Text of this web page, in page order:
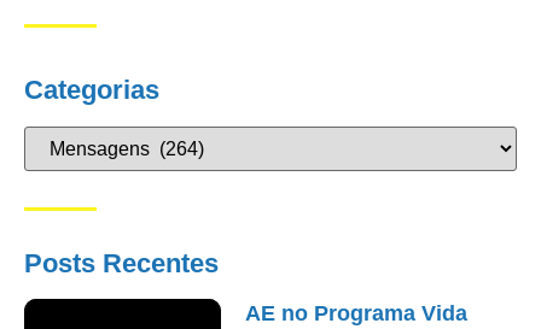
Categorias
Posts Recentes
AE no Programa Vida